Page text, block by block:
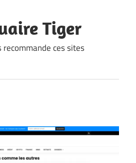
Tiger
recommande ces sites